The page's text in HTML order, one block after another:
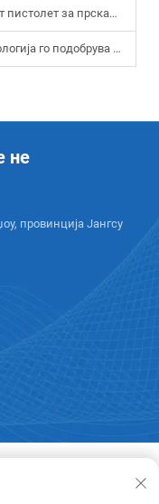
квалитетот на покривачот
пистолет за прскање со прашок
не
провинција Јангсу